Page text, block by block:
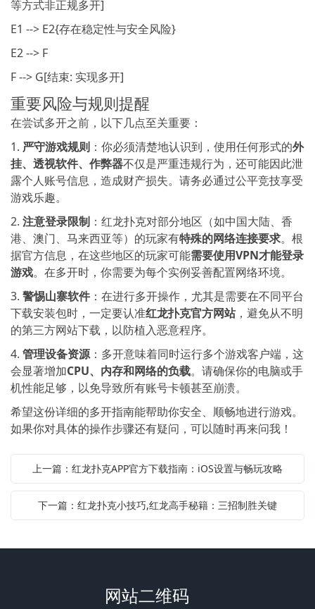
等方式非正规多开]
E1 --> E2{存在稳定性与安全风险}
E2 --> F
F --> G[结束: 实现多开]
重要风险与规则提醒
在尝试多开之前，以下几点至关重要：
1. 严守游戏规则 ：你必须清楚地认识到，使用任何形式的外
挂、透视软件、作弊器不仅是严重违规行为，还可能因此泄
露个人账号信息，造成财产损失。请务必通过公平竞技享受
游戏乐趣。
2. 注意登录限制 ：红龙扑克对部分地区（如中国大陆、香
港、澳门、马来西亚等）的玩家有特殊的网络连接要求。根
据官方信息，在这些地区的玩家可能需要使用VPN才能登录
游戏。在多开时，你需要为每个实例妥善配置网络环境。
3. 警惕山寨软件：在进行多开操作，尤其是需要在不同平台
下载安装包时，一定要认准红龙扑克官方网站，避免从不明
的第三方网站下载，以防植入恶意程序。
4. 管理设备资源：多开意味着同时运行多个游戏客户端，这
会显著增加CPU、内存和网络的负载。请确保你的电脑或手
机性能足够，以免导致所有账号卡顿甚至崩溃。
希望这份详细的多开指南能帮助你安全、顺畅地进行游戏。
如果你对具体的操作步骤还有疑问，可以随时再来问我！
上一篇：红龙扑克APP官方下载指南：iOS设置与畅玩攻略
下一篇：红龙扑克小技巧,红龙高手秘籍：三招制胜关键
网站二维码